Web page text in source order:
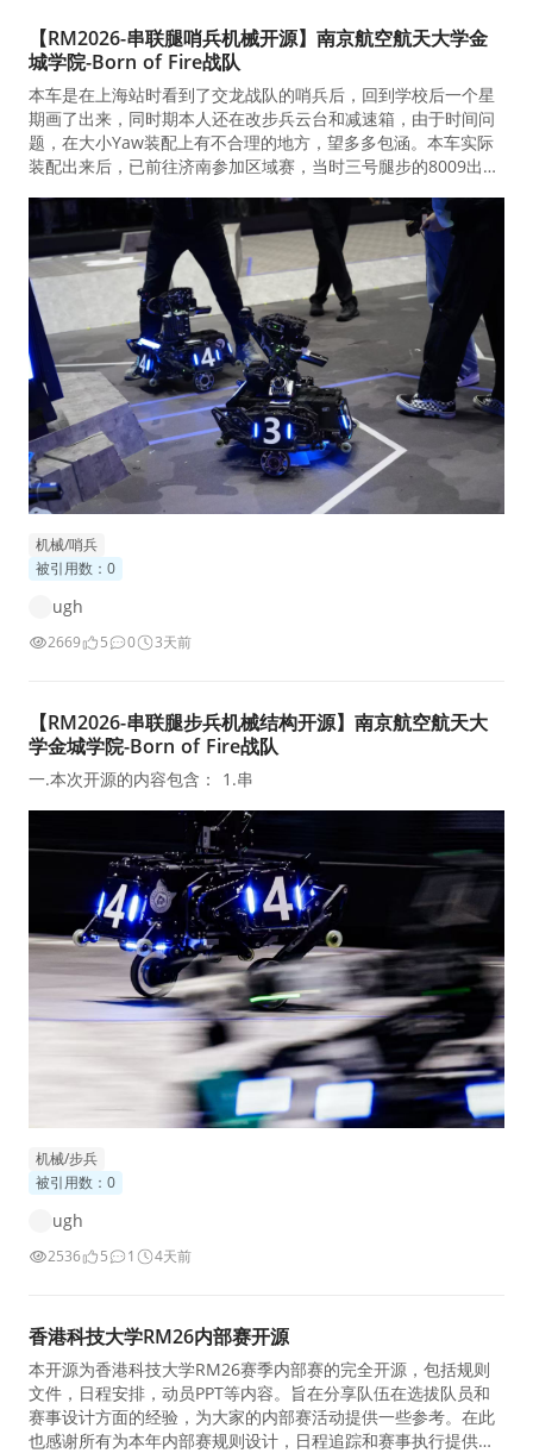
【RM2026-串联腿哨兵机械开源】南京航空航天大学金
城学院-Born of Fire战队
本车是在上海站时看到了交龙战队的哨兵后，回到学校后一个星
期画了出来，同时期本人还在改步兵云台和减速箱，由于时间问
题，在大小Yaw装配上有不合理的地方，望多多包涵。本车实际
装配出来后，已前往济南参加区域赛，当时三号腿步的8009出现
不错（可能是由于大小Yaw结构，自瞄较腿步效果更好）。区域
赛结束后，由于人员不足，腿哨迟迟没有继续推进，以至于在复
活赛的赛场上也没能
机械/哨兵
被引用数：0
ugh
2669 5 0 3天前
【RM2026-串联腿步兵机械结构开源】南京航空航天大
学金城学院-Born of Fire战队
一.本次开源的内容包含： 1.串
机械/步兵
被引用数：0
ugh
2536 5 1 4天前
香港科技大学RM26内部赛开源
本开源为香港科技大学RM26赛季内部赛的完全开源，包括规则
文件，日程安排，动员PPT等内容。旨在分享队伍在选拔队员和
赛事设计方面的经验，为大家的内部赛活动提供一些参考。在此
也感谢所有为本年内部赛规则设计，日程追踪和赛事执行提供帮